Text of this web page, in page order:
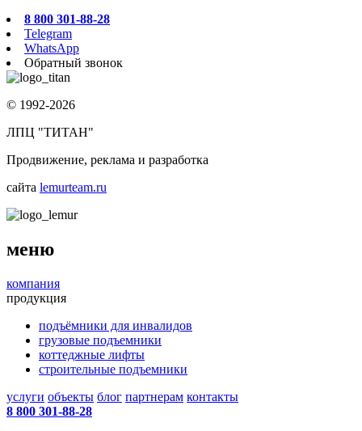
8 800 301-88-28
Telegram
WhatsApp
Обратный звонок
© 1992-2026
ЛПЦ "ТИТАН"
Продвижение, реклама и разработка
сайта lemurteam.ru
меню
компания
продукция
подъёмники для инвалидов
грузовые подъемники
коттеджные лифты
строительные подъемники
услуги объекты блог партнерам контакты
8 800 301-88-28